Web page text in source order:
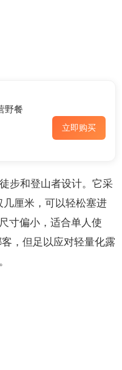
野餐
立即购买
步和登山者设计。它采
厘米，可以轻松塞进
寸偏小，适合单人使
，但足以应对轻量化露